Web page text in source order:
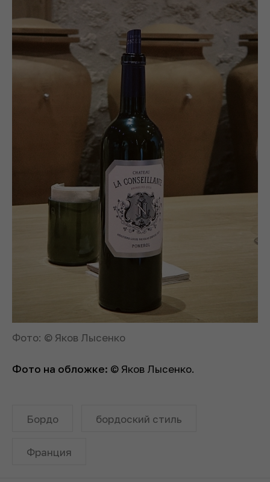
Фото: © Яков Лысенко
Фото на обложке: © Яков Лысенко.
Бордо бордоский стиль
Франция